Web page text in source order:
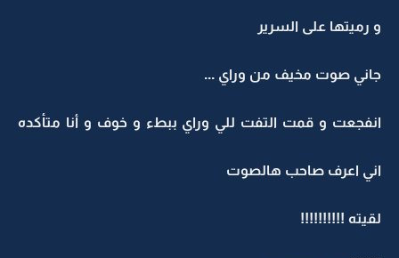
و رميتها على السرير
جاني صوت مخيف من وراي ...
انفجعت و قمت التفت للي وراي ببطء و خوف و أنا متأكده
اني اعرف صاحب هالصوت
لقيته !!!!!!!!!!